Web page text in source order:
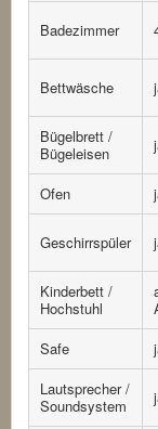
Badezimmer
Bettwäsche
Bügelbrett /
Bügeleisen
Ofen
Geschirrspüler
Kinderbett /
Hochstuhl
Safe
Lautsprecher /
Soundsystem